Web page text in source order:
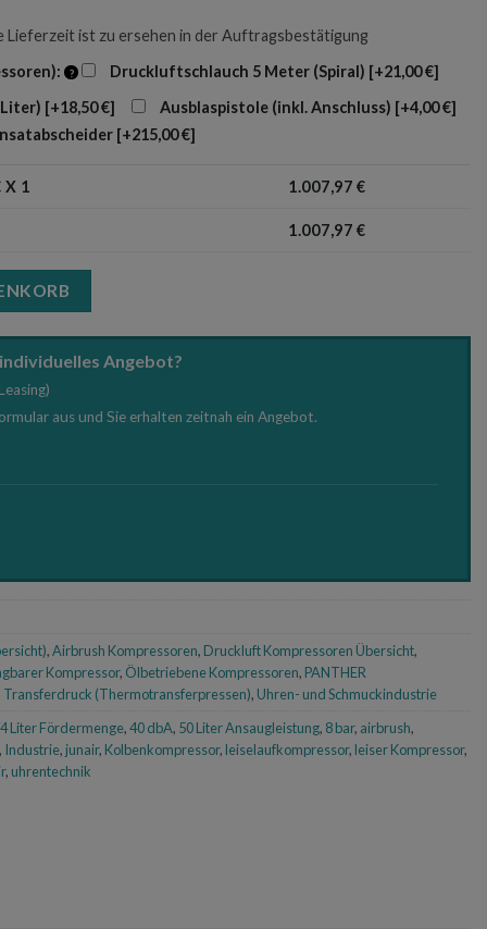
Lieferzeit ist zu ersehen in der Auftragsbestätigung
Druckluftschlauch 5 Meter (Spiral) [+21,00 €]
[+18,50 €] Ausblaspistole (inkl. Anschluss) [+4,00 €]
[+215,00 €]
X 1 1.007,97 €
1.007,97 €
Menge
Angebot?
aus und Sie erhalten zeitnah ein Angebot.
,Airbrush Kompressoren, Druckluft Kompressoren Übersicht,
Kompressor, Ölbetriebene Kompressoren, PANTHER
Transferdruck (Thermotransferpressen), Uhren- und Schmuckindustrie
Liter Fördermenge,40 dbA, 50 Liter Ansaugleistung, 8 bar, airbrush,
, Industrie, junair, Kolbenkompressor, leiselaufkompressor, leiser Kompressor,
, uhrentechnik